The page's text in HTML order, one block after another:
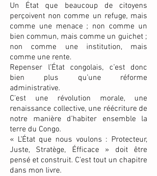
Un État que beaucoup de citoyens
perçoivent non comme un refuge, mais
comme une menace ; non comme un
bien commun, mais comme un guichet ;
non comme une institution, mais
comme une rente.
Repenser l’État congolais, c’est donc
bien plus qu’une réforme
administrative.
C’est une révolution morale, une
renaissance collective, une réécriture de
notre manière d’habiter ensemble la
terre du Congo.
« L’État que nous voulons : Protecteur,
Juste, Stratège, Éfficace » doit être
pensé et construit. C’est tout un chapitre
dans mon livre.